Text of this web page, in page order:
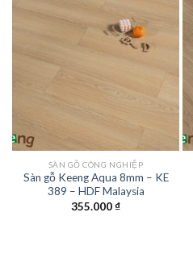
SÀN GỖ CÔNG NGHIỆP
Sàn gỗ Keeng Aqua 8mm – KE
389 – HDF Malaysia
355.000₫